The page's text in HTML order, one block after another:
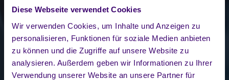
Diese Webseite verwendet Cookies
Wir verwenden Cookies, um Inhalte und Anzeigen zu
personalisieren, Funktionen für soziale Medien anbieten
zu können und die Zugriffe auf unsere Website zu
analysieren. Außerdem geben wir Informationen zu Ihrer
Verwendung unserer Website an unsere Partner für